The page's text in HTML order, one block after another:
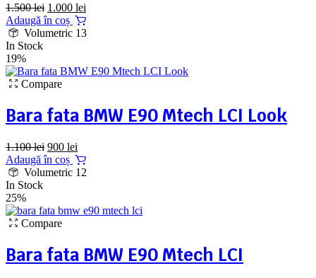
1.500lei Prețul
inițial
a
1.000 lei
curent
este:
Adaugă în coș
Volumetric 13
In Stock
19%
Compare
Bara fata BMW E90 Mtech LCI Look
1.100lei Prețul
inițial
a
900 lei
curent
este:
Adaugă în coș
Volumetric 12
In Stock
25%
Compare
Bara fata BMW E90 Mtech LCI